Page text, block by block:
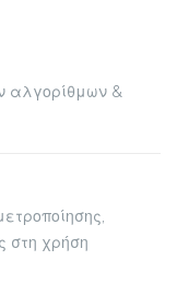
αλγορίθμων &
στη χρήση